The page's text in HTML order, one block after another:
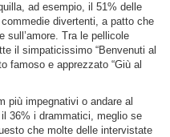
ad esempio, il 51% delle
divertenti, a patto che
sull’amore. Tra le pellicole
il simpaticissimo “Benvenuti al
famoso e apprezzato “Giù al
più impegnativi o andare al
36% i drammatici, meglio se
che molte delle intervistate